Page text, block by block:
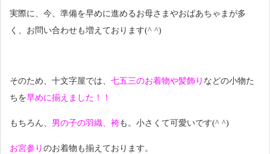
実際に、今、準備を早めに進めるお母さまやおばあちゃまが多
く、お問い合わせも増えております(^ ^)
そのため、十文字屋では、 七五三のお着物や髪飾り などの小物た
ちを早めに揃えました！！
もちろん、 男の子の羽織、袴も。小さくて可愛いです(^ ^)
お宮参り のお着物も揃えております。